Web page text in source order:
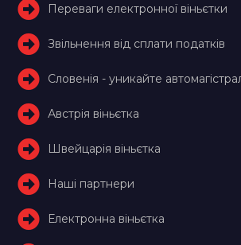
Переваги електронної віньєтки
Звільнення від сплати податків
Словенія - уникайте
Австрія віньєтка
Швейцарія віньєтка
Наші партнери
Електронна віньєтка